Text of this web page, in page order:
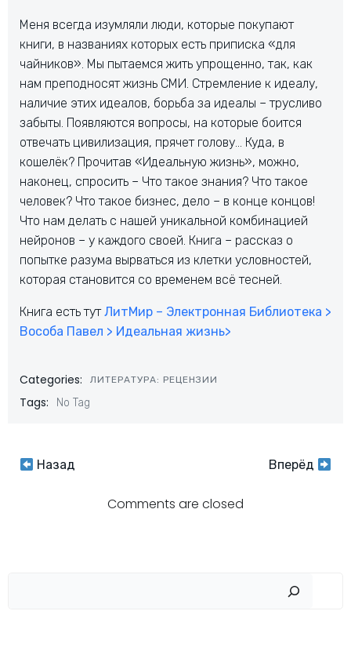
Меня всегда изумляли люди, которые покупают
книги, в названиях которых есть приписка «для
чайников». Мы пытаемся жить упрощенно, так, как
нам преподносят жизнь СМИ. Стремление к идеалу,
наличие этих идеалов, борьба за идеалы – трусливо
забыты. Появляются вопросы, на которые боится
отвечать цивилизация, прячет голову… Куда, в
кошелёк? Прочитав «Идеальную жизнь», можно,
наконец, спросить – Что такое знания? Что такое
человек? Что такое бизнес, дело – в конце концов!
Что нам делать с нашей уникальной комбинацией
нейронов – у каждого своей. Книга – рассказ о
попытке разума вырваться из клетки условностей,
которая становится со временем всё тесней.
Книга есть тутЛитМир – Электронная Библиотека >
Вособа Павел > Идеальная жизнь>
Categories: ЛИТЕРАТУРА: РЕЦЕНЗИИ
Tags: No Tag
Навигация
Назад
Навигация
по
Вперёд
Comments are closed